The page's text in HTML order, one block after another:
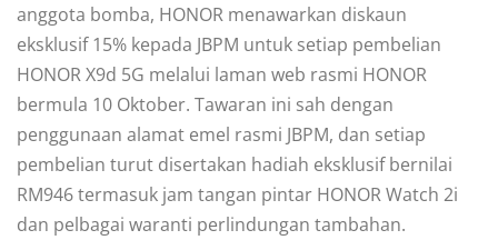
anggota bomba, HONOR menawarkan diskaun
eksklusif 15% kepada JBPM untuk setiap pembelian
HONOR X9d 5G melalui laman web rasmi HONOR
bermula 10 Oktober. Tawaran ini sah dengan
penggunaan alamat emel rasmi JBPM, dan setiap
pembelian turut disertakan hadiah eksklusif bernilai
RM946 termasuk jam tangan pintar HONOR Watch 2i
dan pelbagai waranti perlindungan tambahan.